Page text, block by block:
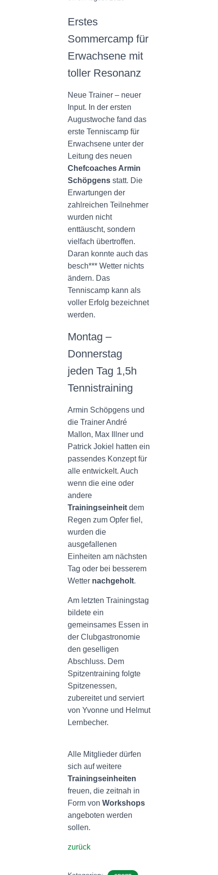
Erstes
Sommercamp für
Erwachsene mit
toller Resonanz
Neue Trainer – neuer
Input. In der ersten
Augustwoche fand das
erste Tenniscamp für
Erwachsene unter der
Leitung des neuen
Chefcoaches Armin
Schöpgens statt. Die
Erwartungen der
zahlreichen Teilnehmer
wurden nicht
enttäuscht, sondern
vielfach übertroffen.
Daran konnte auch das
besch*** Wetter nichts
ändern. Das
Tenniscamp kann als
voller Erfolg bezeichnet
werden.
Montag –
Donnerstag
jeden Tag 1,5h
Tennistraining
Armin Schöpgens und
die Trainer André
Mallon, Max Illner und
Patrick Jokiel hatten ein
passendes Konzept für
alle entwickelt. Auch
wenn die eine oder
andere
Trainingseinheit dem
Regen zum Opfer fiel,
wurden die
ausgefallenen
Einheiten am nächsten
Tag oder bei besserem
Wetter nachgeholt.
Am letzten Trainingstag
bildete ein
gemeinsames Essen in
der Clubgastronomie
den geselligen
Abschluss. Dem
Spitzentraining folgte
Spitzenessen,
zubereitet und serviert
von Yvonne und Helmut
Lernbecher.
Alle Mitglieder dürfen
sich auf weitere
Trainingseinheiten
freuen, die zeitnah in
Form von Workshops
angeboten werden
sollen.
zurück